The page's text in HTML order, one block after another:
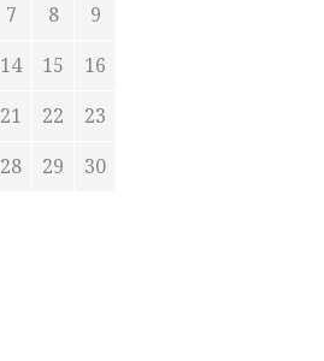
7 8
9
14 15
16
21 22
23
28 29
30